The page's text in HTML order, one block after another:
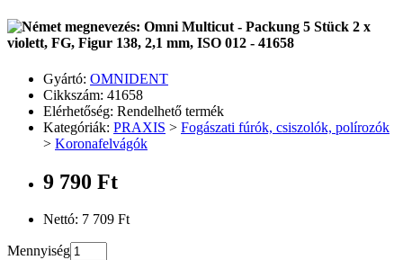
Omni Multicut - Packung 5 Stück 2 x
violett, FG, Figur 138, 2,1 mm, ISO 012 - 41658
Gyártó: OMNIDENT
Cikkszám: 41658
Elérhetőség: Rendelhető termék
Kategóriák: PRAXIS > Fogászati fúrók, csiszolók, polírozók
> Koronafelvágók
9 790 Ft
Nettó: 7 709 Ft
Mennyiség